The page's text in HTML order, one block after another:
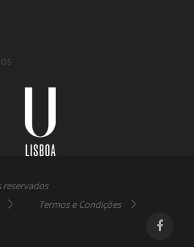
Termos e Condições